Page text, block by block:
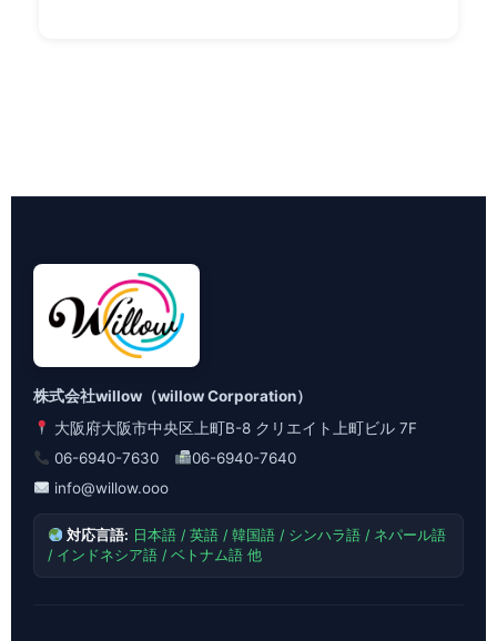
株式会社willow（willow Corporation）
大阪府大阪市中央区上町B-8 クリエイト上町ビル 7F
06-6940-7630
06-6940-7640
info@willow.ooo
対応言語: 日本語 / 英語 / 韓国語 / シンハラ語 / ネパール語
/ インドネシア語 / ベトナム語 他